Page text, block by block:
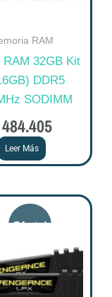
RAM
RAM 32GB Kit
DDR5
SODIMM
484.405
Leer Más
Original
price
was:
$ 272.113.
is:
$